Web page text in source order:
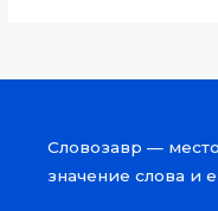
Словозавр —
значение слова и